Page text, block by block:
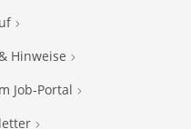
Hinweise
Job-Portal